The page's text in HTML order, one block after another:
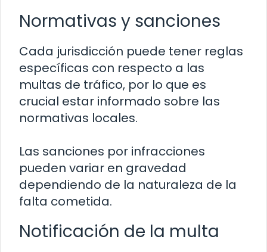
Normativas y sanciones
Cada jurisdicción puede tener reglas
específicas con respecto a las
multas de tráfico, por lo que es
crucial estar informado sobre las
normativas locales.
Las sanciones por infracciones
pueden variar en gravedad
dependiendo de la naturaleza de la
falta cometida.
Notificación de la multa